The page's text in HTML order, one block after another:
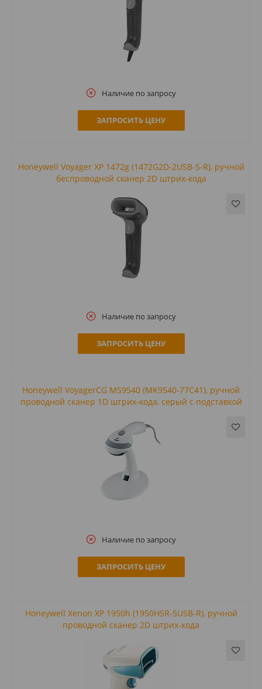
Наличие по запросу
ЗАПРОСИТЬ ЦЕНУ
Honeywell Voyager XP 1472g (1472G2D-2USB-5-R), ручной
беспроводной сканер 2D штрих-кода
Наличие по запросу
ЗАПРОСИТЬ ЦЕНУ
Honeywell VoyagerCG MS9540 (MK9540-77C41), ручной
проводной сканер 1D штрих-кода, серый с подставкой
Наличие по запросу
ЗАПРОСИТЬ ЦЕНУ
Honeywell Xenon XP 1950h (1950HSR-5USB-R), ручной
проводной сканер 2D штрих-кода